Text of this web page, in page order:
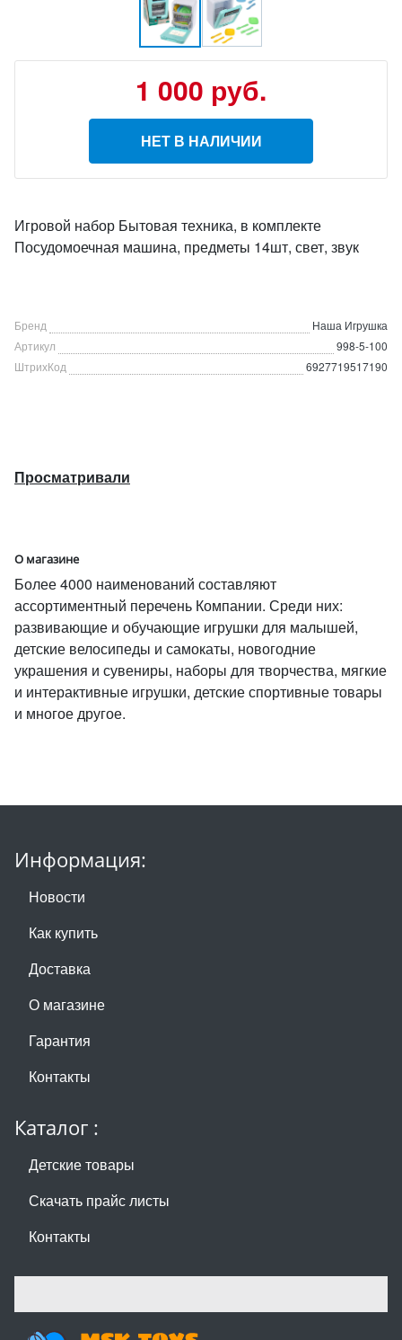
1 000 руб.
НЕТ В НАЛИЧИИ
Игровой набор Бытовая техника, в комплекте
Посудомоечная машина, предметы 14шт, свет, звук
Бренд
Наша Игрушка
Артикул
998-5-100
ШтрихКод
6927719517190
Просматривали
О магазине
Более 4000 наименований составляют
ассортиментный перечень Компании. Среди них:
развивающие и обучающие игрушки для малышей,
детские велосипеды и самокаты, новогодние
украшения и сувениры, наборы для творчества, мягкие
и интерактивные игрушки, детские спортивные товары
и многое другое.
Информация:
Новости
Как купить
Доставка
О магазине
Гарантия
Контакты
Каталог :
Детские товары
Скачать прайс листы
Контакты